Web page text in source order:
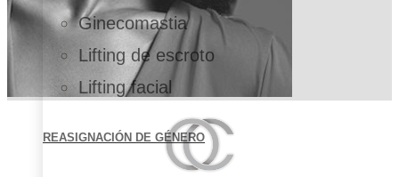
Ginecomastia
Lifting de escroto
Lifting facial
REASIGNACIÓN DE GÉNERO